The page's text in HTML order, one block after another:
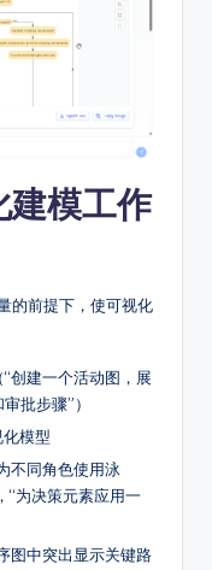
建模工作
的前提下，使可视化
创建一个活动图，展
批步骤”）
模型
不同角色使用泳
“为决策元素应用一
图中突出显示关键路